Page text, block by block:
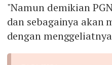
"Namun demikian
dan sebagainya akan
dengan